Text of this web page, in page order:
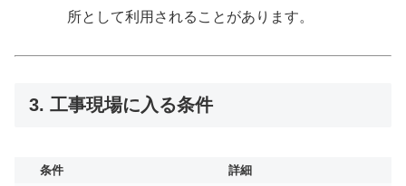
所として利用されることがあります。
3. 工事現場に入る条件
条件
詳細